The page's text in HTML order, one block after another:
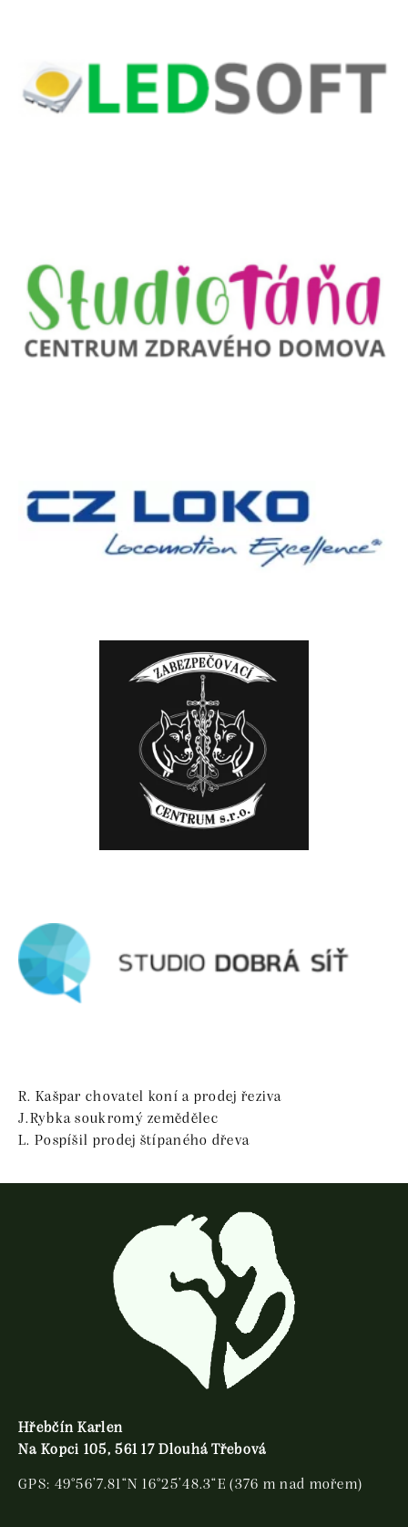
R. Kašpar chovatel koní a prodej řeziva
J.Rybka soukromý zemědělec
L. Pospíšil prodej štípaného dřeva
Hřebčín Karlen
Na Kopci 105, 561 17 Dlouhá Třebová
GPS: 49°56’7.81“N 16°25’48.3“E (376 m nad mořem)